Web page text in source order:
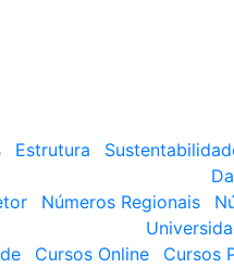
Estrutura
Números Regionais
Cursos Online Cursos